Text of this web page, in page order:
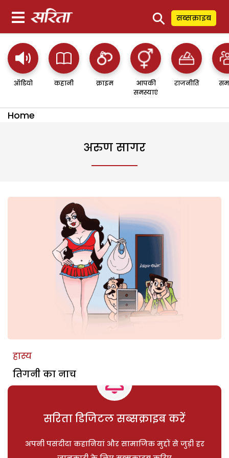
⚲ सब्सक्राइब
ऑडियो कहानी क्राइम
आपकी
समस्याएं
राजनीति
Home
अरुण सागर
हास्य
तिगनी का नाच
सरिता डिजिटल सब्सक्राइब करें
अपनी पसंदीदा कहानियां और सामाजिक मुद्दों से जुड़ी हर